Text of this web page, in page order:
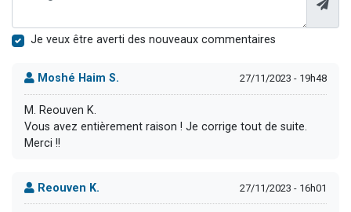
Je veux être averti des nouveaux commentaires
Moshé Haim S. 27/11/2023 - 19h48
M. Reouven K.
Vous avez entièrement raison ! Je corrige tout de suite.
Merci !!
Reouven K. 27/11/2023 - 16h01